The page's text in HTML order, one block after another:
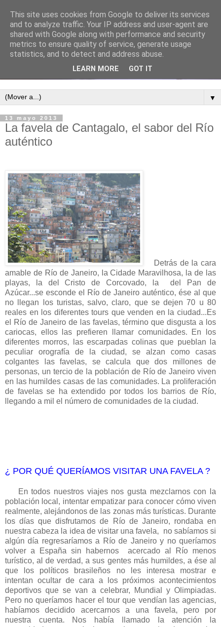
▼
13 mayo 2013
La favela de Cantagalo, el sabor del Río
auténtico
Detrás de la cara
amable de Río de Janeiro, la Cidade Maravilhosa, la de las
playas, la del Cristo de Corcovado, la del Pan de
Azúcar...se esconde el Río de Janeiro auténtico, ése al que
no llegan los turistas, salvo, claro, que se dejen 70 u 80
reales en los diferentes tours que venden en la ciudad...Es
el Río de Janeiro de las favelas, término que disgusta a los
cariocas, ellos las prefieren llamar comunidades. En los
diferentes morros, las escarpadas colinas que pueblan la
peculiar orografía de la ciudad, se alzan como casas
colgantes las favelas, se calcula que dos millones de
personas, un tercio de la población de Río de Janeiro viven
en las humildes casas de las comunidades. La proliferación
de favelas se ha extendido por todos los barrios de Río,
llegando a mil el número de comunidades de la ciudad.
¿ POR QUÉ QUERÍAMOS VISITAR UNA FAVELA ?
En todos nuestros viajes nos gusta mezclarnos con la
población local, intentar empatizar para conocer cómo viven
realmente, alejándonos de las zonas más turísticas. Durante
los días que disfrutamos de Río de Janeiro, rondaba en
nuestra cabeza la idea de visitar una favela, no sabíamos si
algún día regresaríamos a Río de Janeiro y no queríamos
volver a España sin habernos acercado al Río menos
turístico, al de verdad, a sus gentes más humildes, a ése al
que los políticos brasileños no les interesa mostrar e
intentan ocultar de cara a los próximos acontecimientos
deportivos que se van a celebrar, Mundial y Olimpiadas.
Pero no queríamos hacer el tour que vendían las agencias,
habíamos decidido acercarnos a una favela, pero por
nuestra cuenta. Nos había llamado la atención la
This site uses cookies from Google to deliver its services
and to analyze traffic. Your IP address and user-agent are
shared with Google along with performance and security
metrics to ensure quality of service, generate usage
statistics, and to detect and address abuse.
LEARN MORE GOT IT